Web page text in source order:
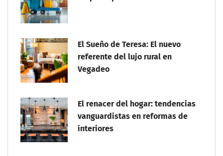
El Sueño de Teresa: El nuevo
referente del lujo rural en
Vegadeo
El renacer del hogar: tendencias
vanguardistas en reformas de
interiores